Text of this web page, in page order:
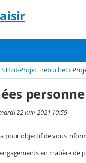
Projet Trébuchet›
22 juin 2021 10:59
pour objectif de vous
en matière de